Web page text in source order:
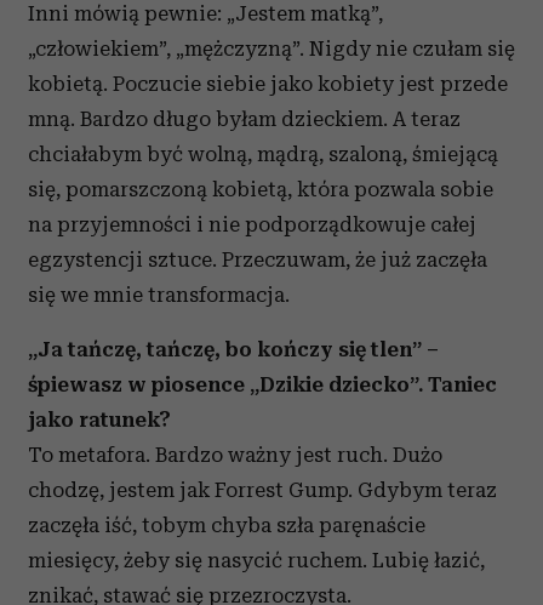
Inni mówią pewnie: „Jestem matką”,
„człowiekiem”, „mężczyzną”. Nigdy nie czułam się
kobietą. Poczucie siebie jako kobiety jest przede
mną. Bardzo długo byłam dzieckiem. A teraz
chciałabym być wolną, mądrą, szaloną, śmiejącą
się, pomarszczoną kobietą, która pozwala sobie
na przyjemności i nie podporządkowuje całej
egzystencji sztuce. Przeczuwam, że już zaczęła
się we mnie transformacja.
„Ja tańczę, tańczę, bo kończy się tlen” –
śpiewasz w piosence „Dzikie dziecko”. Taniec
jako ratunek?
To metafora. Bardzo ważny jest ruch. Dużo
chodzę, jestem jak Forrest Gump. Gdybym teraz
zaczęła iść, tobym chyba szła paręnaście
miesięcy, żeby się nasycić ruchem. Lubię łazić,
znikać, stawać się przezroczysta.